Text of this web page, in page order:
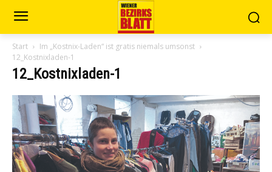
Start
Im „Kostnix-Laden“ ist gratis niemals umsonst
12_Kostnixladen-1
12_Kostnixladen-1